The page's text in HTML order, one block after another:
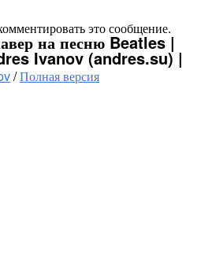
это сообщение.
на песню Beatles |
Ivanov (andres.su) |
/Полная версия